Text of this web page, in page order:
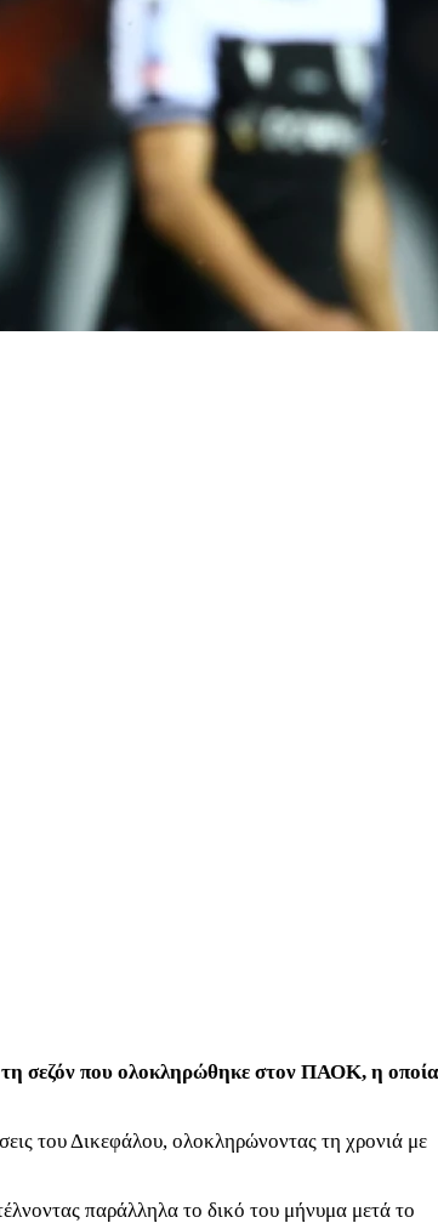
σεζόν που ολοκληρώθηκε στον ΠΑΟΚ, η οποία
του Δικεφάλου, ολοκληρώνοντας τη χρονιά με
παράλληλα το δικό του μήνυμα μετά το